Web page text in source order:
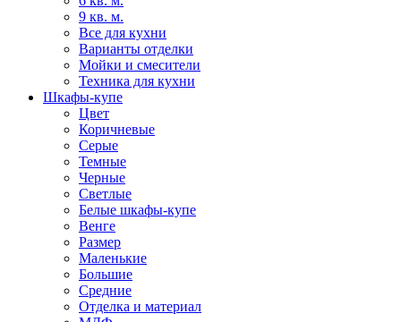
9 кв. м.
Все для кухни
Варианты отделки
Мойки и смесители
Техника для кухни
Шкафы-купе
Цвет
Коричневые
Серые
Темные
Черные
Светлые
Белые шкафы-купе
Венге
Размер
Маленькие
Большие
Средние
Отделка и материал